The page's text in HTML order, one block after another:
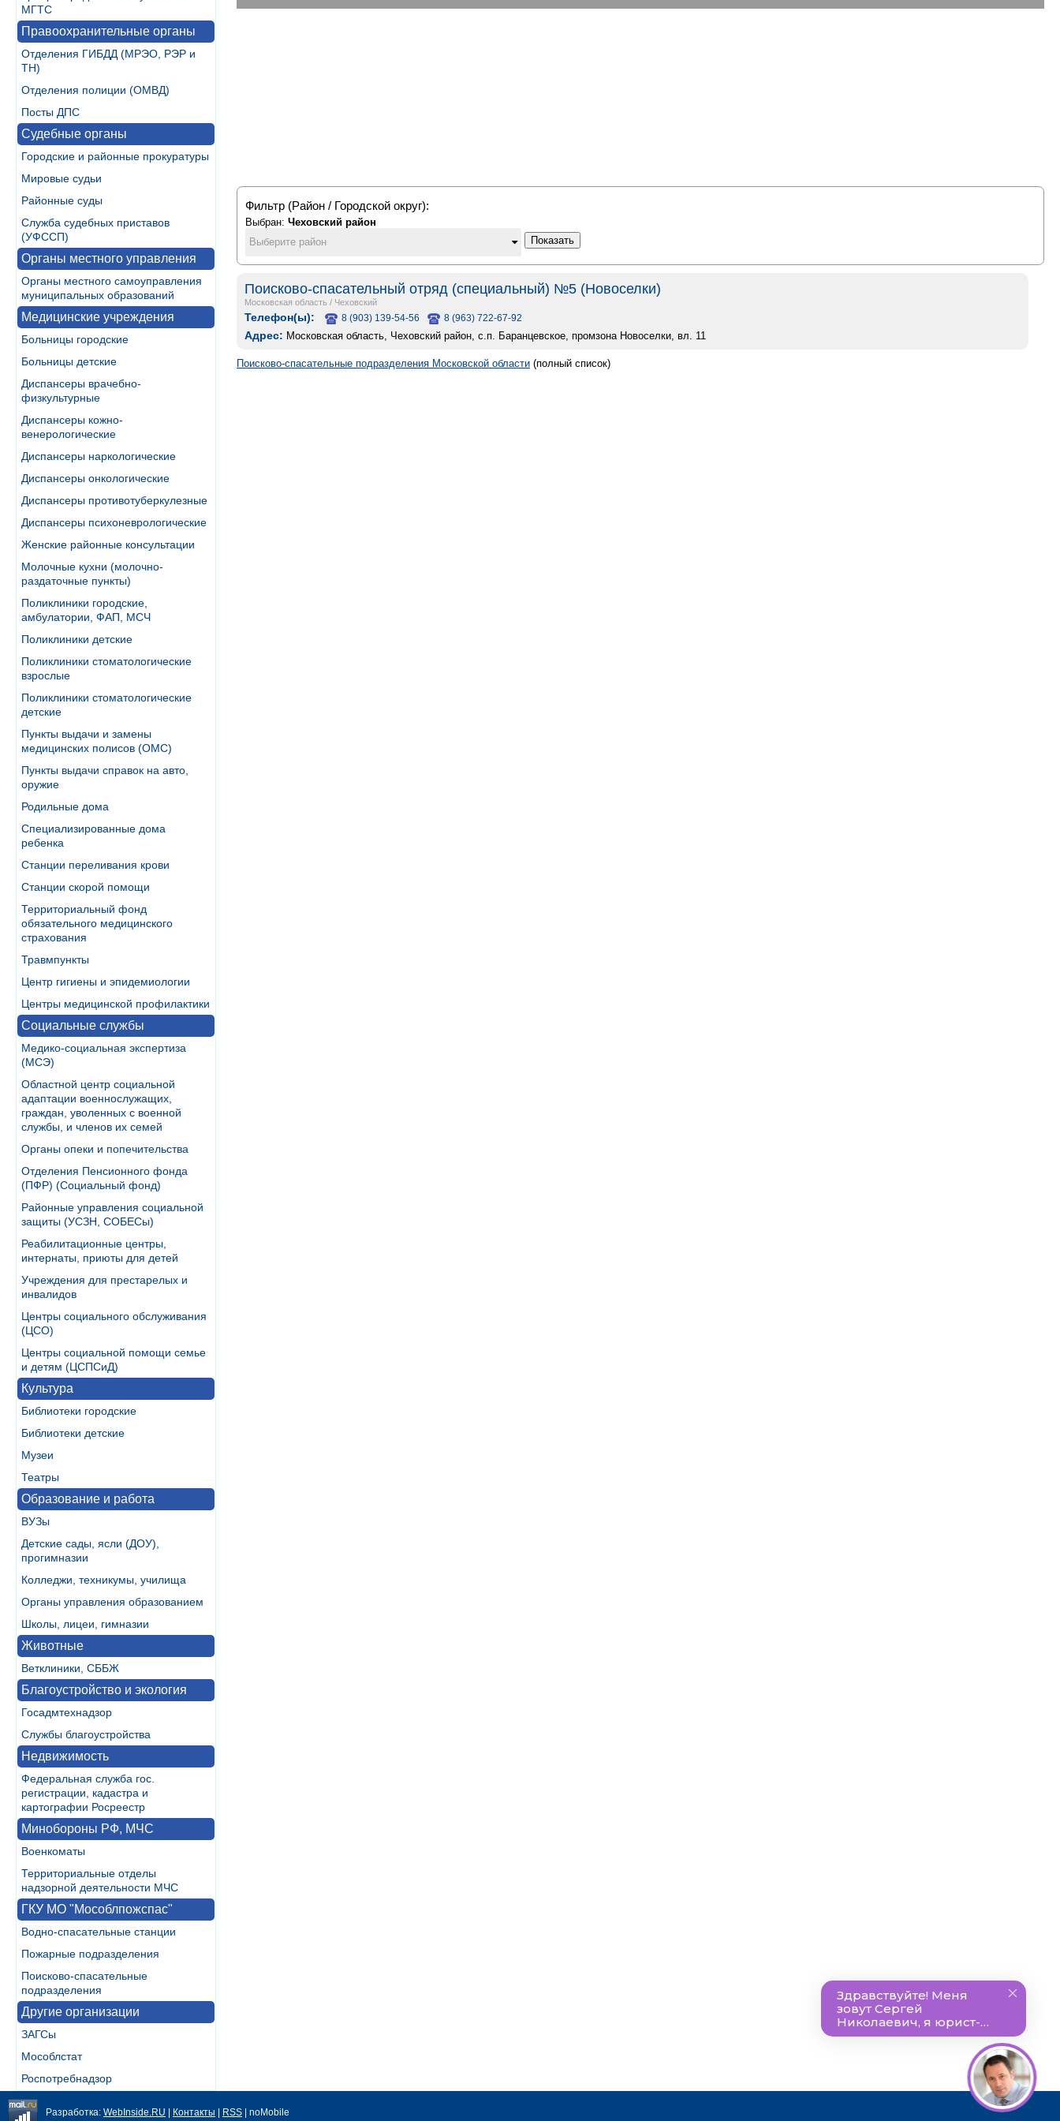
МГТС
Правоохранительные органы
Отделения ГИБДД (МРЭО, РЭР и
ТН)
Отделения полиции (ОМВД)
Посты ДПС
Судебные органы
Городские и районные прокуратуры
Мировые судьи
Районные суды
Служба судебных приставов
(УФССП)
Органы местного управления
Органы местного самоуправления
муниципальных образований
Медицинские учреждения
Больницы городские
Больницы детские
Диспансеры врачебно-
физкультурные
Диспансеры кожно-
венерологические
Диспансеры наркологические
Диспансеры онкологические
Диспансеры противотуберкулезные
Диспансеры психоневрологические
Женские районные консультации
Молочные кухни (молочно-
раздаточные пункты)
Поликлиники городские,
амбулатории, ФАП, МСЧ
Поликлиники детские
Поликлиники стоматологические
взрослые
Поликлиники стоматологические
детские
Пункты выдачи и замены
медицинских полисов (ОМС)
Пункты выдачи справок на авто,
оружие
Родильные дома
Специализированные дома
ребенка
Станции переливания крови
Станции скорой помощи
Территориальный фонд
обязательного медицинского
страхования
Травмпункты
Центр гигиены и эпидемиологии
Центры медицинской профилактики
Социальные службы
Медико-социальная экспертиза
(МСЭ)
Областной центр социальной
адаптации военнослужащих,
граждан, уволенных с военной
службы, и членов их семей
Органы опеки и попечительства
Отделения Пенсионного фонда
(ПФР) (Социальный фонд)
Районные управления социальной
защиты (УСЗН, СОБЕСы)
Реабилитационные центры,
интернаты, приюты для детей
Учреждения для престарелых и
инвалидов
Центры социального обслуживания
(ЦСО)
Центры социальной помощи семье
и детям (ЦСПСиД)
Культура
Библиотеки городские
Библиотеки детские
Музеи
Театры
Образование и работа
ВУЗы
Детские сады, ясли (ДОУ),
прогимназии
Колледжи, техникумы, училища
Органы управления образованием
Школы, лицеи, гимназии
Животные
Ветклиники, СББЖ
Благоустройство и экология
Госадмтехнадзор
Службы благоустройства
Недвижимость
Федеральная служба гос.
регистрации, кадастра и
картографии Росреестр
Минобороны РФ, МЧС
Военкоматы
Территориальные отделы
надзорной деятельности МЧС
ГКУ МО "Мособлпожспас"
Водно-спасательные станции
Пожарные подразделения
Поисково-спасательные
подразделения
Другие организации
ЗАГСы
Мособлстат
Роспотребнадзор
Фильтр (Район / Городской округ):
Выбран: Чеховский район
Выберите район
Показать
Поисково-спасательный отряд (специальный) №5 (Новоселки)
Московская область / Чеховский
Телефон(ы): 8 (903) 139-54-56 8 (963) 722-67-92
Адрес: Московская область, Чеховский район, с.п. Баранцевское, промзона Новоселки, вл. 11
Поисково-спасательные подразделения Московской области (полный список)
Разработка: WebInside.RU Контакты RSS | noMobile